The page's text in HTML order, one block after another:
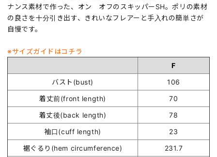
ナンス素材で作った、オン オフのスキッパーSH。ポリの素材
の良さを十分引き出す、きれいなフレアーと手入れの簡単さが
自慢です。
※サイズガイドはコチラ
F
バスト(bust)
106
着丈前(front length)
70
着丈後(back length)
78
袖口(cuff length)
23
裾ぐるり(hem circumference)
231.7